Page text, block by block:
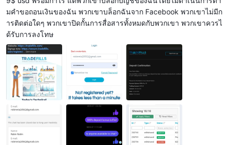
สำหรับผู้ค้าที่กำลังมองหาสเปรดที่แคบยิ่งขึ้น บัญชี ECN เป็นตัวเลือกที่
สมบูรณ์แบบ บัญชีประเภทนี้มีสเปรดต่ำถึง 0.0 pips และเทรดเดอร์จะ
ถูกเรียกเก็บค่าคอมมิชชั่น $4 ต่อล็อต แม้ว่าค่าคอมมิชชันอาจดูเหมือน
เป็นต้นทุนที่เพิ่มขึ้น แต่ค่าสเปรดที่แคบสามารถชดเชยได้มากกว่า โดย
เฉพาะอย่างยิ่งสำหรับเทรดเดอร์ที่ทำการซื้อขายในปริมาณมาก
ค่าธรรมเนียมที่ไม่ใช่การซื้อขาย
TradeFillsไม่คิดค่าธรรมเนียมการฝากหรือถอนเงิน แต่อาจมีค่า
ธรรมเนียมที่ไม่ใช่การซื้อขายที่ลูกค้าควรทราบ ตัวอย่างเช่น นายหน้า
จะเรียกเก็บค่าธรรมเนียมการไม่ใช้งาน $10 ต่อเดือนสำหรับบัญชีที่
ไม่มีการใช้งานนานกว่า 90 วัน นอกจากนี้ TradeFills อาจเรียกเก็บค่า
มคำขอถอนเงินของฉัน พวกเขาบล็อกฉันจาก Facebook พวกเขาไม่มีก
ารติดต่อใดๆ พวกเขาปิดกั้นการสื่อสารทั้งหมดกับพวกเขา พวกเขาควรไ
ด้รับการลงโทษ